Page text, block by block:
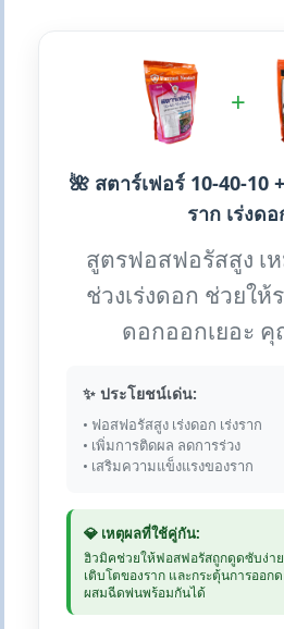
+
🌺 สตาร์เฟอร์ 10-40-10
ราก เร่งดอ
สูตรฟอสฟอรัสสูง เ
ช่วงเร่งดอก ช่วยให้
ดอกออกเยอะ
✨ ประโยชน์เด่น:
• ฟอสฟอรัสสูง เร่งดอก เร่งราก
• เพิ่มการติดผล ลดการร่วง
• เสริมความแข็งแรงของราก
💎 เหตุผลที่ใช้คู่กัน:
ฮิวมิคช่วยให้ฟอสฟอรัสถูกดูดซับง่าย
เติบโตของราก และกระตุ้นการออก
ผสมฉีดพ่นพร้อมกันได้